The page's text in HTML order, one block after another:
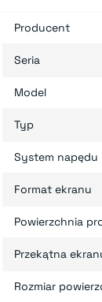
Producent
Seria
Model
Typ
System napędu
Format ekranu
Powierzchnia
Przekątna
Rozmiar